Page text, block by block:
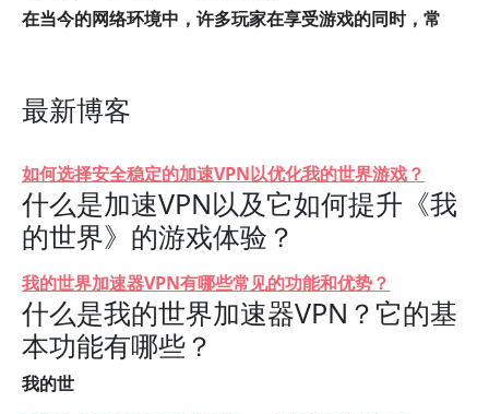
在当今的网络环境中，许多玩家在享受游戏的同时，常
最新博客
如何选择安全稳定的加速VPN以优化我的世界游戏？
什么是加速VPN以及它如何提升《我
的世界》的游戏体验？
我的世界加速器VPN有哪些常见的功能和优势？
什么是我的世界加速器VPN？它的基
本功能有哪些？
我的世